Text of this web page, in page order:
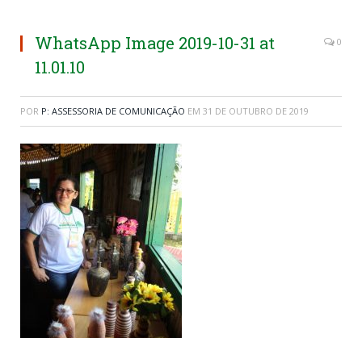
WhatsApp Image 2019-10-31 at
11.01.10
0
POR P: ASSESSORIA DE COMUNICAÇÃO EM 31 DE OUTUBRO DE 2019